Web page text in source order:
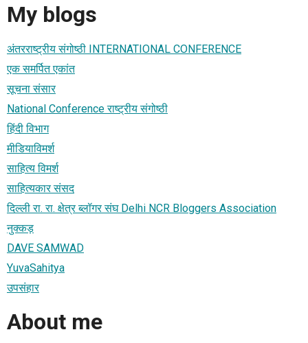
My blogs
अंतरराष्ट्रीय संगोष्ठी INTERNATIONAL CONFERENCE
एक समर्पित एकांत
सूचना संसार
National Conference राष्ट्रीय संगोष्ठी
हिंदी विभाग
मीडियाविमर्श
साहित्य विमर्श
साहित्यकार संसद
दिल्ली रा. रा. क्षेत्र ब्लॉगर संघ Delhi NCR Bloggers Association
नुक्कड़
DAVE SAMWAD
YuvaSahitya
उपसंहार
About me